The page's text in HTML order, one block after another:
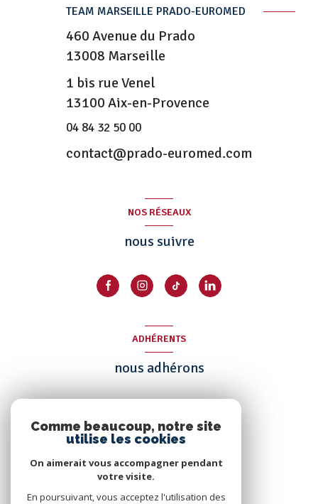
TEAM MARSEILLE PRADO-EUROMED
460 Avenue du Prado
13008 Marseille
1 bis rue Venel
13100 Aix-en-Provence
04 84 32 50 00
contact@prado-euromed.com
NOS RÉSEAUX
nous suivre
ADHÉRENTS
nous adhérons
Comme beaucoup, notre site
utilise les cookies
On aimerait vous accompagner pendant
votre visite.
En poursuivant, vous acceptez l'utilisation des